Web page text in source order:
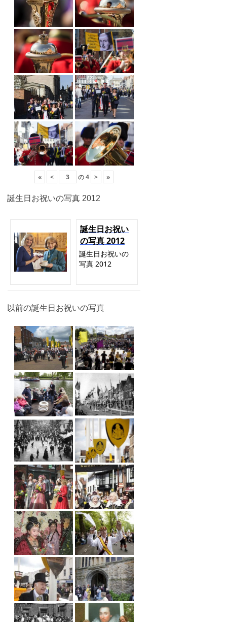
« < の4 > »
誕生日お祝いの写真 2012
誕生日お祝い
の写真 2012
誕生日お祝いの
写真 2012
以前の誕生日お祝いの写真